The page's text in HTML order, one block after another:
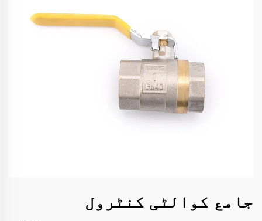
جامع کوالٹی کنٹرول